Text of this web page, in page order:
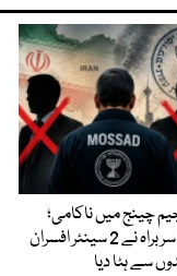
چینج میں ناکامی؛
موساد سربراہ نے 2 سینئر افسران
سے ہٹا دیا